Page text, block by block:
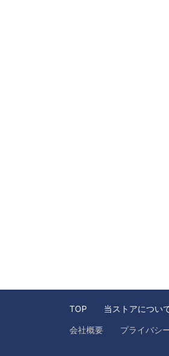
TOP 当ストアについ
会社概要 プライバシ